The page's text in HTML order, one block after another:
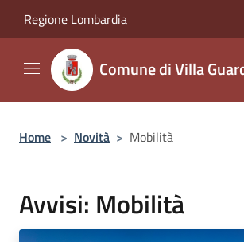
Regione Lombardia
Comune di Villa
Home > Novità > Mobilità
Avvisi: Mobilità